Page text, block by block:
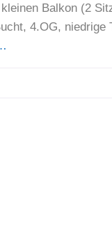
Balkon (2
4.OG, niedrige